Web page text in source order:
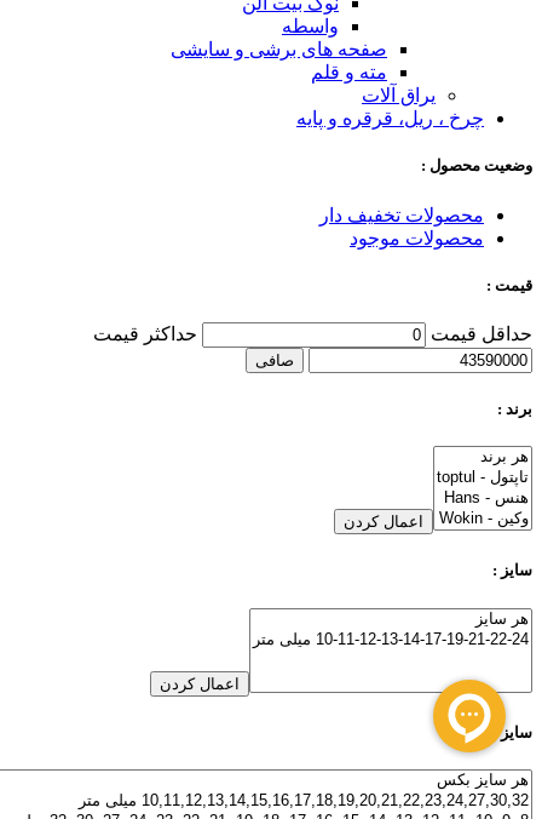
واسطه
صفحه های برشی و سایشی
مته و قلم
یراق آلات
چرخ ، ریل، قرقره و پایه
وضعیت محصول :
محصولات تخفیف دار
محصولات موجود
قیمت :
حداقل قیمت حداكثر قيمت
صافی
برند :
اعمال کردن
سایز :
اعمال کردن
سایز بکس